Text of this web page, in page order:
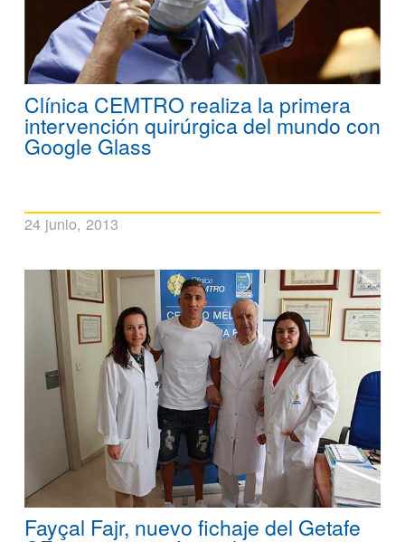
Clínica CEMTRO realiza la primera
intervención quirúrgica del mundo con
Google Glass
24 junio, 2013
Fayçal Fajr, nuevo fichaje del Getafe